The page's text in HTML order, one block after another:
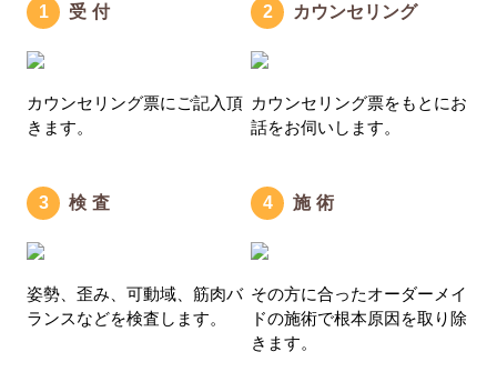
受付
カウンセリング票にご記入頂
きます。
カウンセリング
カウンセリング票をもとにお
話をお伺いします。
検査
姿勢、歪み、可動域、筋肉バ
ランスなどを検査します。
施術
その方に合ったオーダーメイ
ドの施術で根本原因を取り除
きます。